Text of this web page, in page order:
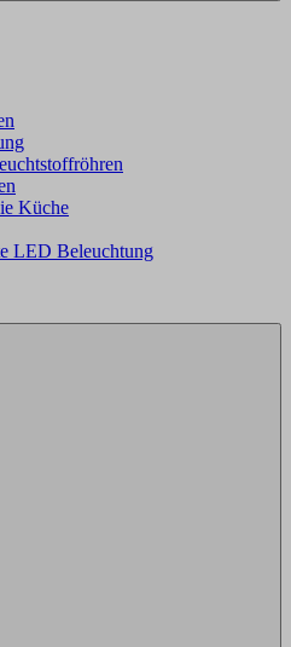
Küche
LED Beleuchtung